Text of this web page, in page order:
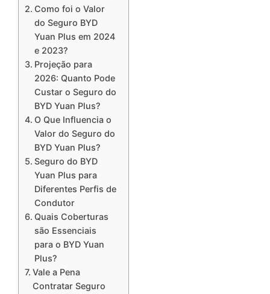
Como foi o Valor
do Seguro BYD
Yuan Plus em 2024
e 2023?
Projeção para
2026: Quanto Pode
Custar o Seguro do
BYD Yuan Plus?
O Que Influencia o
Valor do Seguro do
BYD Yuan Plus?
Seguro do BYD
Yuan Plus para
Diferentes Perfis de
Condutor
Quais Coberturas
são Essenciais
para o BYD Yuan
Plus?
Vale a Pena
Contratar Seguro